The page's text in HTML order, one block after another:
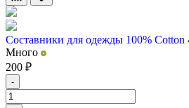
Составники для одежды 100% Cotton
Много
200 ₽
-